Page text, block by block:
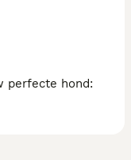
perfecte hond: